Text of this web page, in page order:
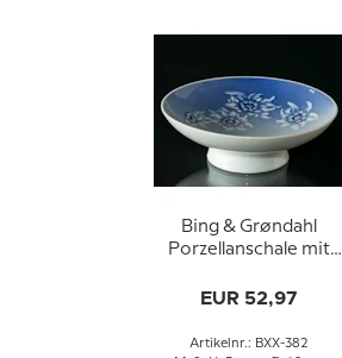
Bing & Grøndahl
Porzellanschale mit
EUR 52,97
Artikelnr.: BXX-382